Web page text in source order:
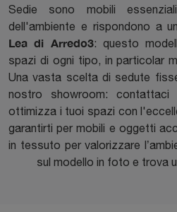
Sedie sono mobili
dell'ambiente e rispondono a
Lea di Arredo3: questo
spazi di ogni tipo, in particolar
Una vasta scelta di sedute
nostro showroom:
ottimizza i tuoi spazi con
garantirti per mobili e oggetti
in tessuto per valorizzare
sul modello in foto e trova